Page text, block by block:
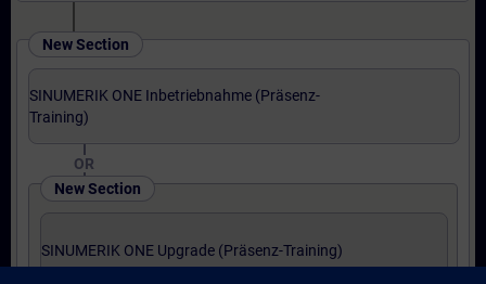
New Section
SINUMERIK ONE Inbetriebnahme (Präsenz-
Training)
OR
New Section
SINUMERIK ONE Upgrade (Präsenz-Training)